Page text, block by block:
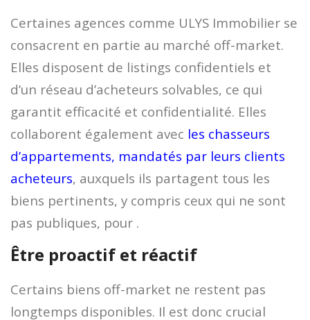
Certaines agences comme ULYS Immobilier se
consacrent en partie au marché off-market.
Elles disposent de listings confidentiels et
d’un réseau d’acheteurs solvables, ce qui
garantit efficacité et confidentialité. Elles
collaborent également avec les chasseurs
d’appartements, mandatés par leurs clients
acheteurs, auxquels ils partagent tous les
biens pertinents, y compris ceux qui ne sont
pas publiques, pour .
Être proactif et réactif
Certains biens off-market ne restent pas
longtemps disponibles. Il est donc crucial